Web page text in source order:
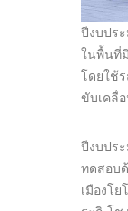
ปีงบปร
ในพื้นที่
โดยใช้
ขับเคลื่
ปีงบประ
ทดสอบ
เมืองโ